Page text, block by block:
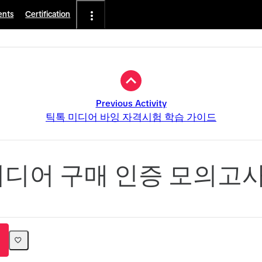
Certification
Previous Activity
틱톡 미디어 바잉 자격시험 학습 가이드
어 구매 인증 모의고